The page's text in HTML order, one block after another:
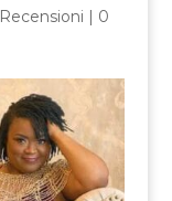
Recensioni | 0